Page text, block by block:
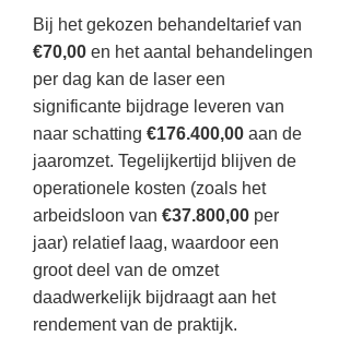
Bij het gekozen behandeltarief van
€70,00 en het aantal behandelingen
per dag kan de laser een
significante bijdrage leveren van
naar schatting €176.400,00 aan de
jaaromzet. Tegelijkertijd blijven de
operationele kosten (zoals het
arbeidsloon van €37.800,00 per
jaar) relatief laag, waardoor een
groot deel van de omzet
daadwerkelijk bijdraagt aan het
rendement van de praktijk.